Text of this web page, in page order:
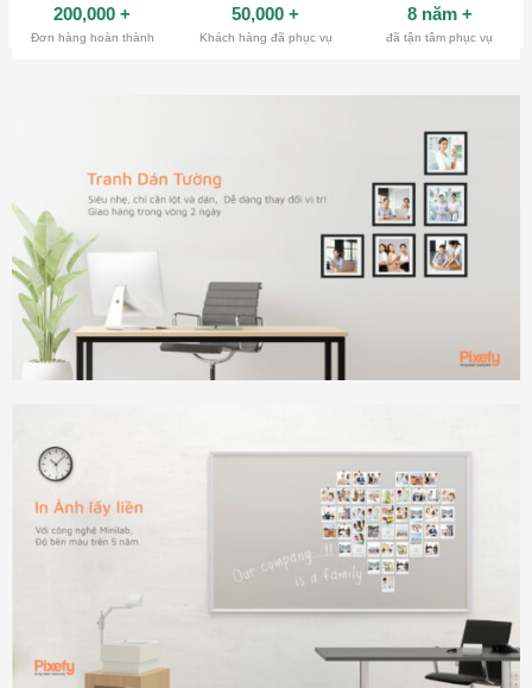
200,000 +
Đơn hàng hoàn thành
50,000 +
Khách hàng đã phục vụ
8 năm +
đã tận tâm phục vụ